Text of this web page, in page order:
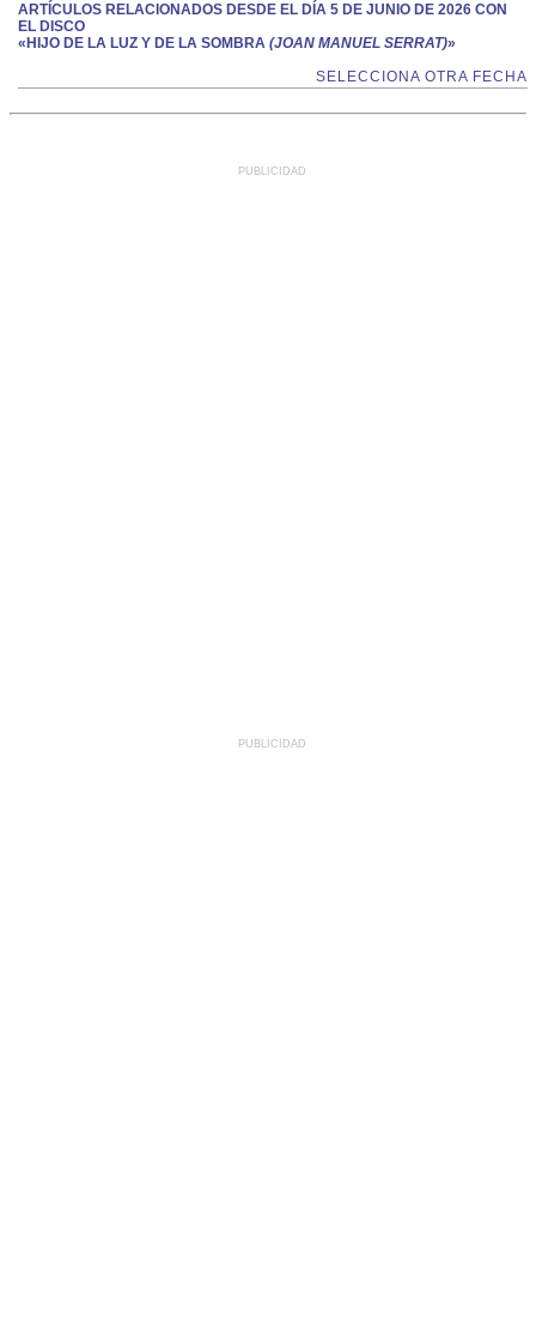
ARTÍCULOS RELACIONADOS DESDE EL DÍA 5 DE JUNIO DE 2026 CON
EL DISCO
«HIJO DE LA LUZ Y DE LA SOMBRA (JOAN MANUEL SERRAT)»
SELECCIONA OTRA FECHA
PUBLICIDAD
PUBLICIDAD